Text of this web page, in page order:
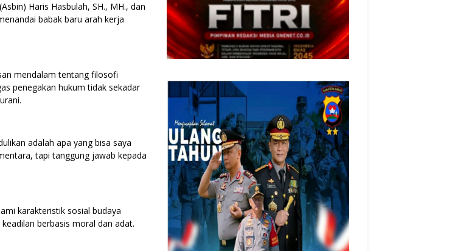
Haris Hasbulah, SH., MH., dan
babak baru arah kerja
mendalam tentang filosofi
penegakan hukum tidak sekadar
adalah apa yang bisa saya
tapi tanggung jawab kepada
karakteristik sosial budaya
berbasis moral dan adat.